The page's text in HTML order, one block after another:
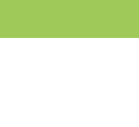
и становятся более
длину и при этом совсем
Распутывает, питает,